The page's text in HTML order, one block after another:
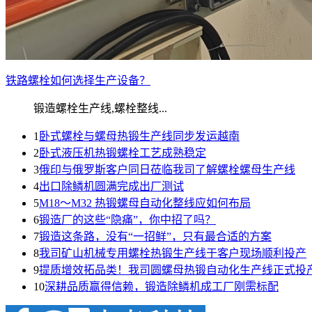
铁路螺栓如何选择生产设备？
锻造螺栓生产线,螺栓整线...
1 卧式螺栓与螺母热锻生产线同步发运越南
2卧式液压机热锻螺栓工艺成熟稳定
3俄印与俄罗斯客户同日莅临我司了解螺栓螺母生产线
4出口除鳞机圆满完成出厂测试
5M18～M32 热锻螺母自动化整线应如何布局
6锻造厂的这些“隐痛”，你中招了吗？
7锻造这条路，没有“一招鲜”，只有最合适的方案
8我司矿山机械专用螺栓热锻生产线于客户现场顺利投产
9提质增效拓品类！我司圆螺母热锻自动化生产线正式投
10深耕品质赢得信赖，锻造除鳞机成工厂刚需标配